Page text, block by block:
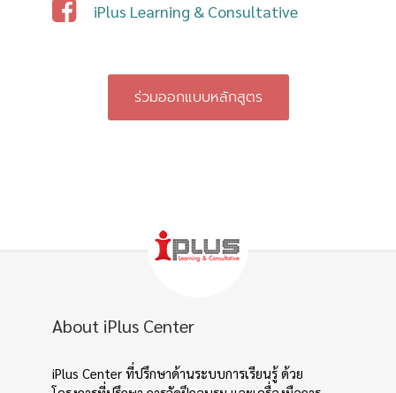
iPlus Learning & Consultative
ร่วมออกแบบหลักสูตร
About iPlus Center
iPlus Center ที่ปรึกษาด้านระบบการเรียนรู้ ด้วย